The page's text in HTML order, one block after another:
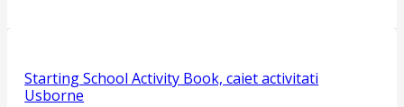
Starting School Activity Book, caiet activitati
Usborne